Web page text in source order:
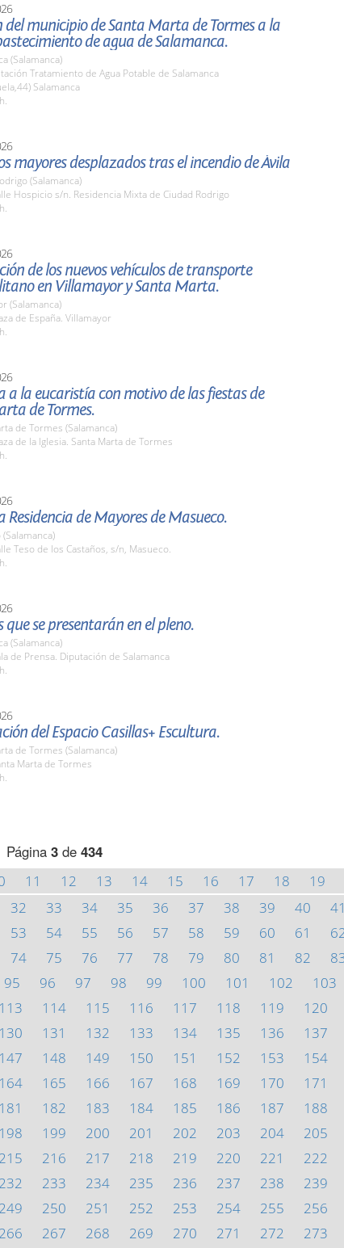
del municipio de Santa Marta de Tormes a la
de agua de Salamanca.
(Salamanca)
Tratamiento de Agua Potable de Salamanca
Salamanca
mayores desplazados tras el incendio de Ávila
(Salamanca)
Hospicio s/n. Residencia Mixta de Ciudad Rodrigo
de los nuevos vehículos de transporte
en Villamayor y Santa Marta.
(Salamanca)
de España. Villamayor
a la eucaristía con motivo de las fiestas de
de Tormes.
de Tormes (Salamanca)
de la Iglesia. Santa Marta de Tormes
Residencia de Mayores de Masueco.
Teso de los Castaños, s/n, Masueco.
que se presentarán en el pleno.
(Salamanca)
de Prensa. Diputación de Salamanca
del Espacio Casillas+ Escultura.
de Tormes (Salamanca)
Marta de Tormes
Página 3de 434
11 12 13 14 15 16 17 18 19
32 33 34 35 36 37 38 39 40 41
53 54 55 56 57 58 59 60 61
74 75 76 77 78 79 80 81 82
95 96 97 98 99 100 101 102 103
113 114 115 116 117 118 119 120
130 131 132 133 134 135 136 137
147 148 149 150 151 152 153 154
164 165 166 167 168 169 170 171
181 182 183 184 185 186 187 188
198 199 200 201 202 203 204 205
215 216 217 218 219 220 221 222
232 233 234 235 236 237 238 239
249 250 251 252 253 254 255 256
266 267 268 269 270 271 272 273